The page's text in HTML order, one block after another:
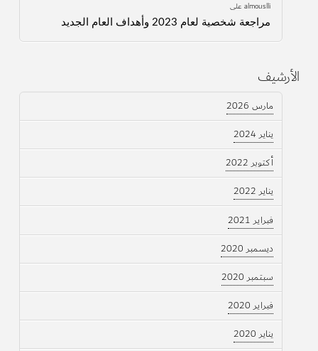
almouslliعلى
مراجعة شخصية لعام 2023 وأهداف العام الجديد
الأرشيف
مارس 2026
يناير 2024
أكتوبر 2022
يناير 2022
فبراير 2021
ديسمبر 2020
سبتمبر 2020
فبراير 2020
يناير 2020